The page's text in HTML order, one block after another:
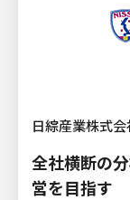
日綜産業株式会
全社横断の
営を目指す